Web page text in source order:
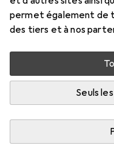
permet également de
des tiers et à nos
Seuls
Rapports de test
Très bien dans 4 tests
Livré jeu, 13/8
Plus de 10 pièces